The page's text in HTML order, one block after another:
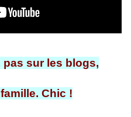
pas sur les blogs,
Chic !